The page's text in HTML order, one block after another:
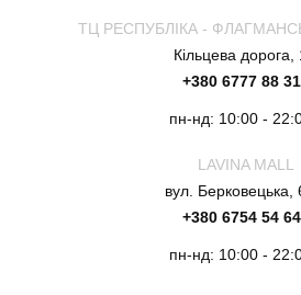
ТЦ РЕСПУБЛІКА -
Кільцева дорога,
+380 6777 88
пн-нд: 10:00 -
LAVINA MALL
вул. Берковецька,
+380 6754 54
пн-нд: 10:00 -